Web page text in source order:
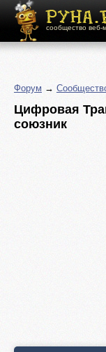
сообщество веб-
Форум →
Цифровая
союзник